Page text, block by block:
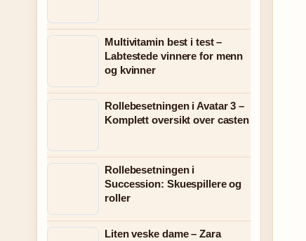
Multivitamin best i test –
Labtestede vinnere for menn
og kvinner
Rollebesetningen i Avatar 3 –
Komplett oversikt over casten
Rollebesetningen i
Succession: Skuespillere og
roller
Liten veske dame – Zara